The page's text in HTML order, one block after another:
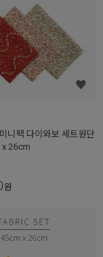
니팩 다이와보 세트원단
x 26cm
원